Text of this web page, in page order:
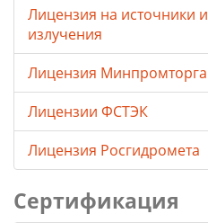
Лицензия на источники
излучения
Лицензия Минпромторга
Лицензии ФСТЭК
Лицензия Росгидромета
Сертификация